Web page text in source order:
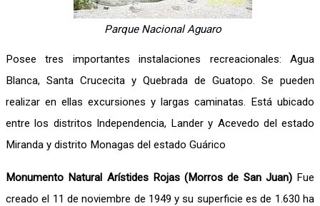
Parque Nacional Aguaro
Posee tres importantes instalaciones recreacionales: Agua
Blanca, Santa Crucecita y Quebrada de Guatopo. Se pueden
realizar en ellas excursiones y largas caminatas. Está ubicado
entre los distritos Independencia, Lander y Acevedo del estado
Miranda y distrito Monagas del estado Guárico
Monumento Natural Arístides Rojas (Morros de San Juan)Fue
creado el 11 de noviembre de 1949 y su superficie es de 1.630 ha